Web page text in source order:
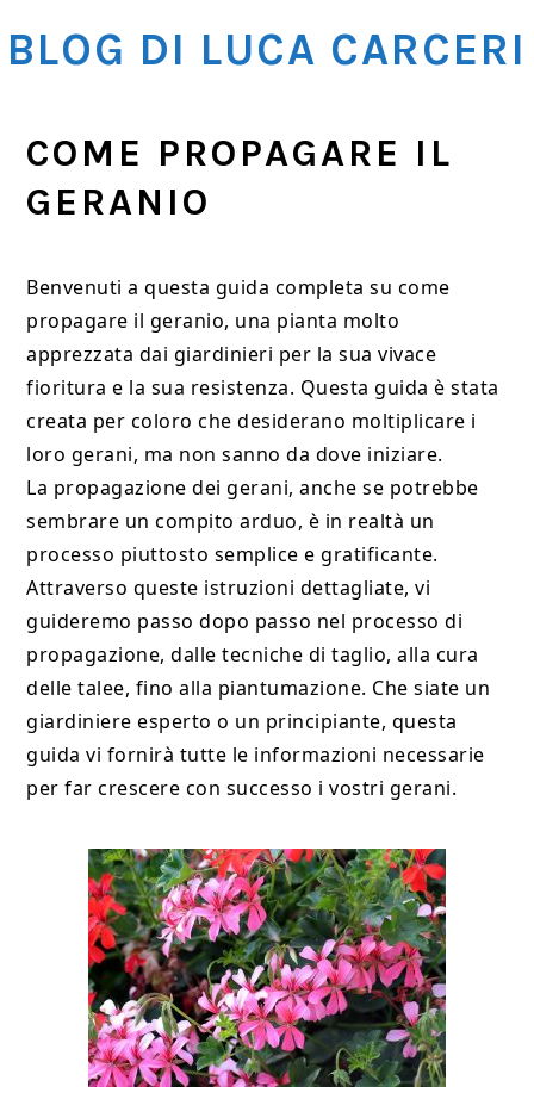
to
to
to
BLOG DI LUCA CARCERI
COME PROPAGARE IL
GERANIO
Benvenuti a questa guida completa su come
propagare il geranio, una pianta molto
apprezzata dai giardinieri per la sua vivace
fioritura e la sua resistenza. Questa guida è stata
creata per coloro che desiderano moltiplicare i
loro gerani, ma non sanno da dove iniziare.
La propagazione dei gerani, anche se potrebbe
sembrare un compito arduo, è in realtà un
processo piuttosto semplice e gratificante.
Attraverso queste istruzioni dettagliate, vi
guideremo passo dopo passo nel processo di
propagazione, dalle tecniche di taglio, alla cura
delle talee, fino alla piantumazione. Che siate un
giardiniere esperto o un principiante, questa
guida vi fornirà tutte le informazioni necessarie
per far crescere con successo i vostri gerani.